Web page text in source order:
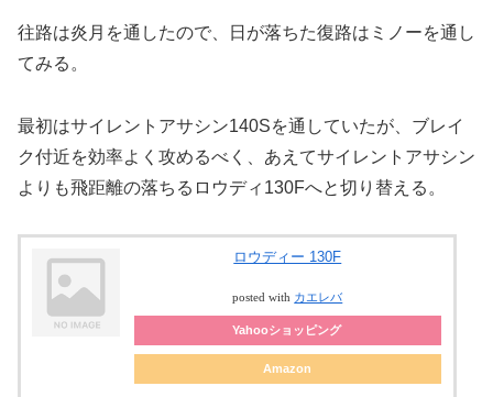
往路は炎月を通したので、日が落ちた復路はミノーを通し
てみる。
最初はサイレントアサシン140Sを通していたが、ブレイ
ク付近を効率よく攻めるべく、あえてサイレントアサシン
よりも飛距離の落ちるロウディ130Fへと切り替える。
ロウディー 130F
posted with カエレバ
Yahooショッピング
Amazon